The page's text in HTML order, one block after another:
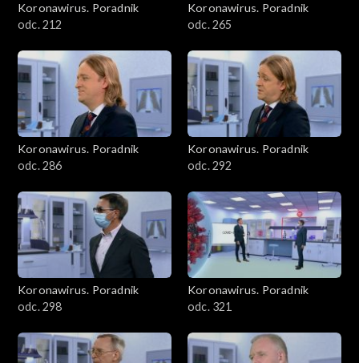
Koronawirus. Poradnik
odc. 212
Koronawirus. Poradnik
odc. 265
Koronawirus. Poradnik
odc. 286
Koronawirus. Poradnik
odc. 292
Koronawirus. Poradnik
odc. 298
Koronawirus. Poradnik
odc. 321